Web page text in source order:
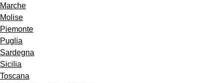
Marche
Molise
Piemonte
Puglia
Sardegna
Sicilia
Toscana